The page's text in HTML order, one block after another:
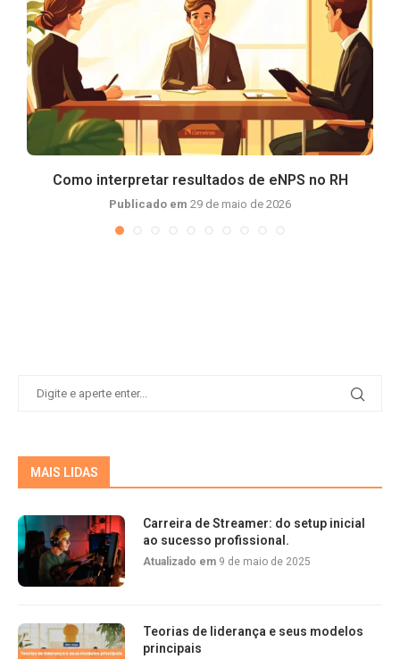
Como interpretar resultados de eNPS no RH
Publicado em 29 de maio de 2026
MAIS LIDAS
Carreira de Streamer: do setup inicial
ao sucesso profissional.
Atualizado em 9 de maio de 2025
Teorias de liderança e seus modelos
principais